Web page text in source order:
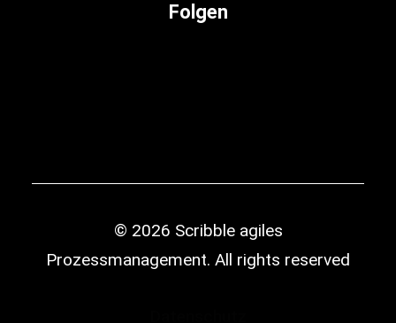
Folgen
© 2026 Scribble agiles
Prozessmanagement. All rights reserved